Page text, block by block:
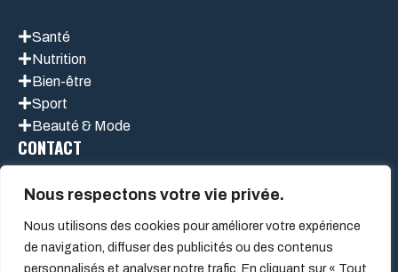
Nous respectons votre vie privée.
Nous utilisons des cookies pour améliorer votre expérience
de navigation, diffuser des publicités ou des contenus
personnalisés et analyser notre trafic. En cliquant sur « Tout
Santé
Nutrition
Bien-être
Sport
Beauté & Mode
CONTACT